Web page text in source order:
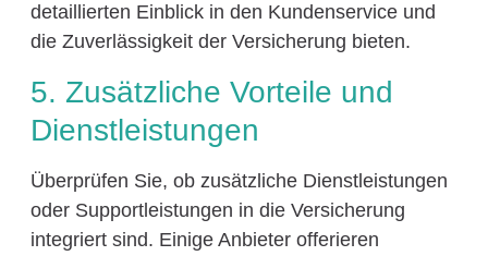
detaillierten Einblick in den Kundenservice und
die Zuverlässigkeit der Versicherung bieten.
5. Zusätzliche Vorteile und
Dienstleistungen
Überprüfen Sie, ob zusätzliche Dienstleistungen
oder Supportleistungen in die Versicherung
integriert sind. Einige Anbieter offerieren